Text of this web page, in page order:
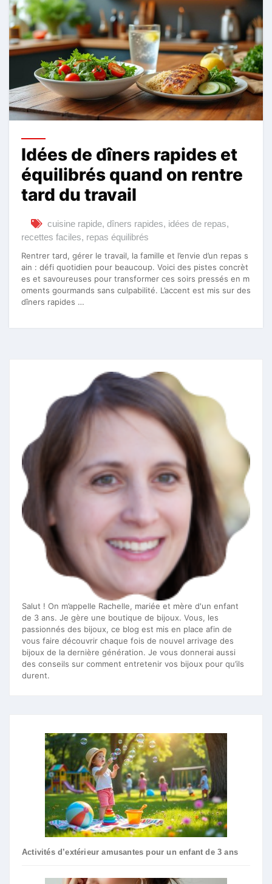
Idées de dîners rapides et
équilibrés quand on rentre
tard du travail
cuisine rapide, dîners rapides, idées de repas,
recettes faciles, repas équilibrés
Rentrer tard, gérer le travail, la famille et l’envie d’un repas s
ain : défi quotidien pour beaucoup. Voici des pistes concrèt
es et savoureuses pour transformer ces soirs pressés en m
oments gourmands sans culpabilité. L’accent est mis sur des
dîners rapides …
Salut ! On m’appelle Rachelle, mariée et mère d'un enfant
de 3 ans. Je gère une boutique de bijoux. Vous, les
passionnés des bijoux, ce blog est mis en place afin de
vous faire découvrir chaque fois de nouvel arrivage des
bijoux de la dernière génération. Je vous donnerai aussi
des conseils sur comment entretenir vos bijoux pour qu’ils
durent.
Activités d’extérieur amusantes pour un enfant de 3 ans